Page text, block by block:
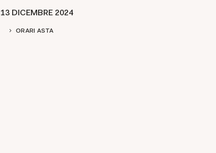
13 DICEMBRE 2024
ORARI ASTA